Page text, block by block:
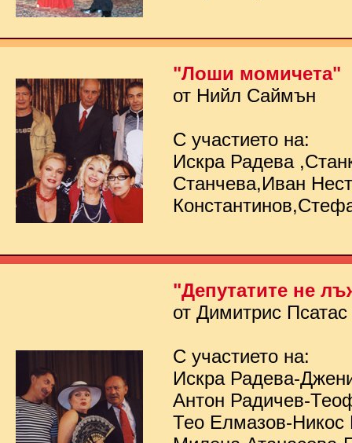
"Лоши момичета"
от Нийл Саймън
С участието на:
Искра Радева
Станчева,Иван
"Депутатите не
от Димитрис Псатас
С участието на:
Искра Радева-
Антон Радичев-
Тео Елмазов-Никос